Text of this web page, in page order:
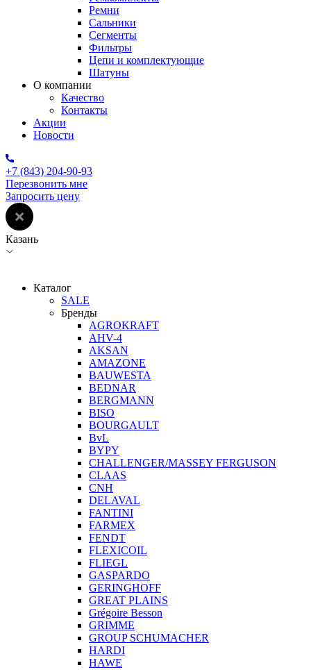
Ремни
Сальники
Сегменты
Фильтры
Цепи и комплектующие
Шатуны
О компании
Качество
Контакты
Акции
Новости
+7 (843) 204-90-93
Перезвонить мне
Запросить цену
Казань
Каталог
SALE
Бренды
AGROKRAFT
AHV-4
AKSAN
AMAZONE
BAUWESTA
BEDNAR
BERGMANN
BISO
BOURGAULT
BvL
BYPY
CHALLENGER/MASSEY FERGUSON
CLAAS
CNH
DELAVAL
FANTINI
FARMEX
FENDT
FLEXICOIL
FLIEGL
GASPARDO
GERINGHOFF
GREAT PLAINS
Grégoire Besson
GRIMME
GROUP SCHUMACHER
HARDI
HAWE